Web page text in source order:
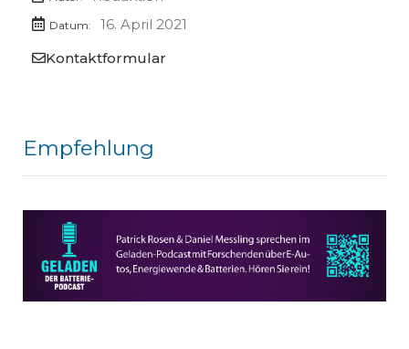
Datum:
16. April 2021
Kontaktformular
Empfehlung